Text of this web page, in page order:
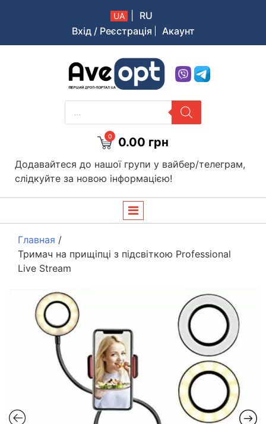
UA
RU
Вхід / Реєстрація
Акаунт
Aveopt – оптова дропшипінг платформа в Україні
PRODUCTS
SEARCH
0 0.00 грн
Додавайтеся до нашої групи у вайбер/телеграм,
слідкуйте за новою інформацією!
Главная /
Тримач на прищіпці з підсвіткою Professional
Live Stream